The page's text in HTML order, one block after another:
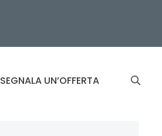
SEGNALA UN’OFFERTA